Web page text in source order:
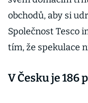
obchodů, aby si
Společnost Tesco
tím, že spekulace
V Česku je 186